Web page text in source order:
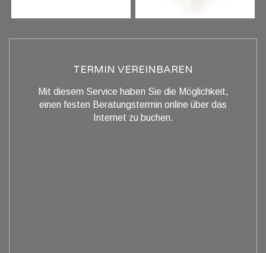
TERMIN VEREINBAREN
Mit diesem Service haben Sie die Möglichkeit,
einen festen Beratungstermin online über das
Internet zu buchen.